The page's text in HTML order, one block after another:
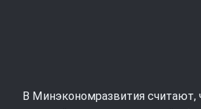
В Минэкономразвития считают,